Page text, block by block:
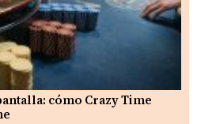
cómo Crazy Time